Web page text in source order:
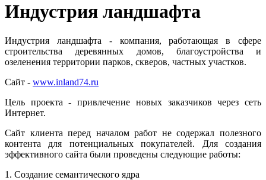
Индустрия ландшафта
Индустрия ландшафта - компания, работающая в сфере
строительства деревянных домов, благоустройства и
озеленения территории парков, скверов, частных участков.
Сайт - www.inland74.ru
Цель проекта - привлечение новых заказчиков через сеть
Интернет.
Сайт клиента перед началом работ не содержал полезного
контента для потенциальных покупателей. Для создания
эффективного сайта были проведены следующие работы:
1. Создание семантического ядра